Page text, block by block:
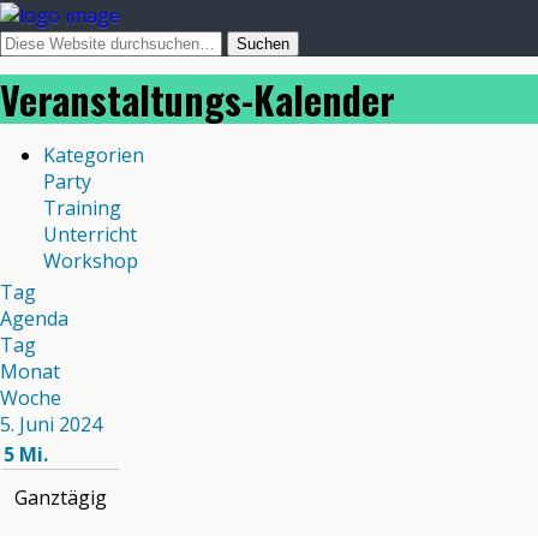
Veranstaltungs-Kalender
Kategorien
Party
Training
Unterricht
Workshop
Tag
Agenda
Tag
Monat
Woche
5. Juni 2024
5 Mi.
Ganztägig